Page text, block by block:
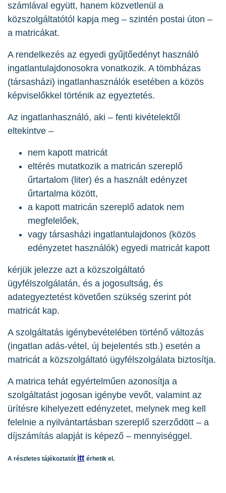
számlával együtt, hanem közvetlenül a
közszolgáltatótól kapja meg – szintén postai úton –
a matricákat.
A rendelkezés az egyedi gyűjtőedényt használó
ingatlantulajdonosokra vonatkozik. A tömbházas
(társasházi) ingatlanhasználók esetében a közös
képviselőkkel történik az egyeztetés.
Az ingatlanhasználó, aki – fenti kivételektől
eltekintve –
nem kapott matricát
eltérés mutatkozik a matricán szereplő
űrtartalom (liter) és a használt edényzet
űrtartalma között,
a kapott matricán szereplő adatok nem
megfelelőek,
vagy társasházi ingatlantulajdonos (közös
edényzetet használók) egyedi matricát kapott
kérjük jelezze azt a közszolgáltató
ügyfélszolgálatán, és a jogosultság, és
adategyeztetést követően szükség szerint pót
matricát kap.
A szolgáltatás igénybevételében történő változás
(ingatlan adás-vétel, új bejelentés stb.) esetén a
matricát a közszolgáltató ügyfélszolgálata biztosítja.
A matrica tehát egyértelműen azonosítja a
szolgáltatást jogosan igénybe vevőt, valamint az
ürítésre kihelyezett edényzetet, melynek meg kell
felelnie a nyilvántartásban szereplő szerződött – a
díjszámítás alapját is képező – mennyiséggel.
A részletes tájékoztatót itt érhetik el.